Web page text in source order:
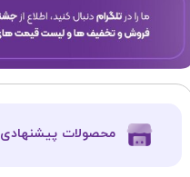
​محصولات پیشنهادی